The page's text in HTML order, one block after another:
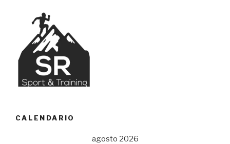
CALENDARIO
agosto 2026